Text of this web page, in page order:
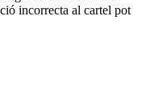
incorrecta al cartel pot